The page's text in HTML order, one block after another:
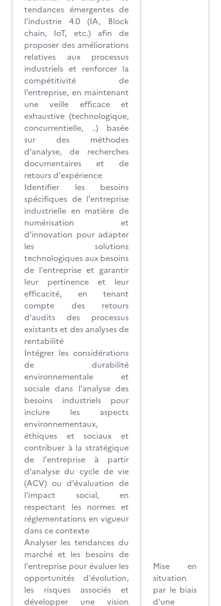
tendances émergentes de
l'industrie 4.0 (IA, Block
chain, IoT, etc.) afin de
proposer des améliorations
relatives aux processus
industriels et renforcer la
compétitivité de
l'entreprise, en maintenant
une veille efficace et
exhaustive (technologique,
concurrentielle, ..) basée
sur des méthodes
d'analyse, de recherches
documentaires et de
retours d'expérience
Identifier les besoins
spécifiques de l'entreprise
industrielle en matière de
numérisation et
d'innovation pour adapter
les solutions
technologiques aux besoins
de l'entreprise et garantir
leur pertinence et leur
efficacité, en tenant
compte des retours
d'audits des processus
existants et des analyses de
rentabilité
Intégrer les considérations
de durabilité
environnementale et
sociale dans l'analyse des
besoins industriels pour
inclure les aspects
environnementaux,
éthiques et sociaux et
contribuer à la stratégique
de l'entreprise à partir
d'analyse du cycle de vie
(ACV) ou d'évaluation de
l'impact social, en
respectant les normes et
réglementations en vigueur
dans ce contexte
Analyser les tendances du
marché et les besoins de
l'entreprise pour évaluer les
opportunités d'évolution,
les risques associés et
développer une vision
Mise en
situation
par le biais
d'une